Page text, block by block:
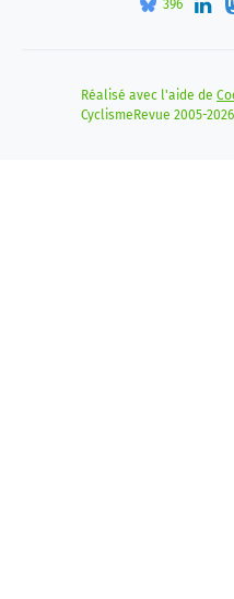
396
Réalisé avec l'aide de
CyclismeRevue 2005-